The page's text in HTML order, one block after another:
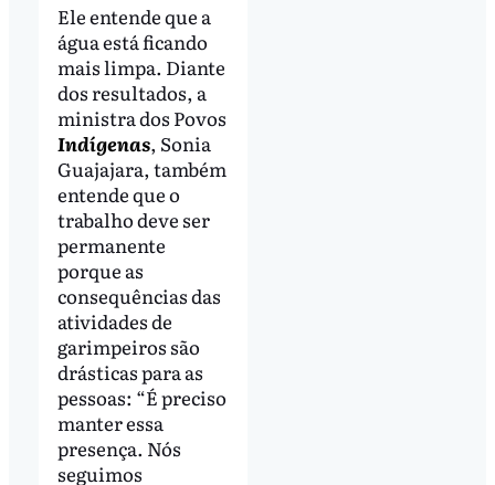
Ele entende que a
água está ficando
mais limpa. Diante
dos resultados, a
ministra dos Povos
Indígenas, Sonia
Guajajara, também
entende que o
trabalho deve ser
permanente
porque as
consequências das
atividades de
garimpeiros são
drásticas para as
pessoas: “É preciso
manter essa
presença. Nós
seguimos